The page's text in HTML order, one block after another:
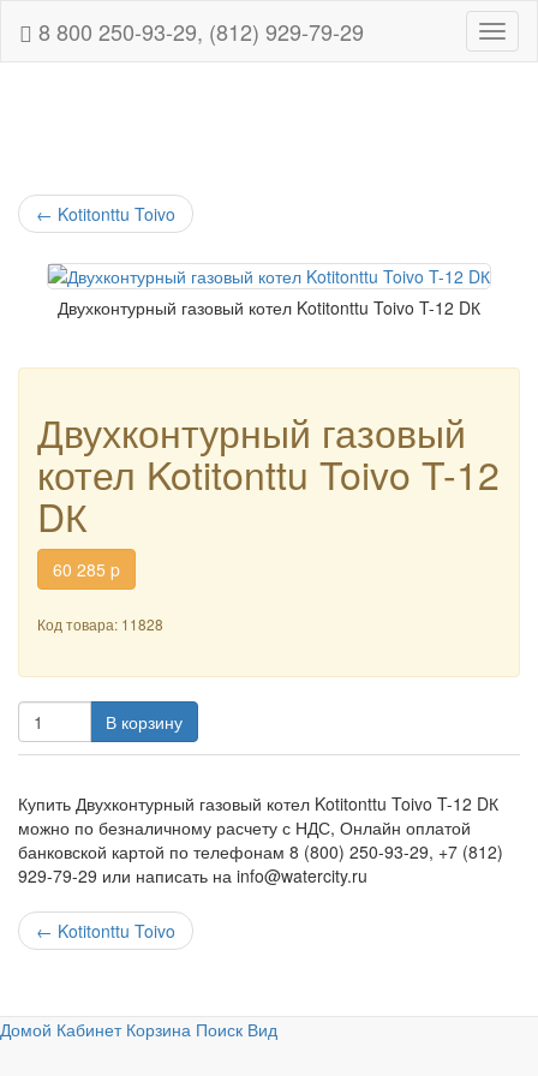
8 800 250-93-29, (812) 929-79-29
← Kotitonttu Toivo
Двухконтурный газовый котел Kotitonttu Toivo T-12 DК
Двухконтурный газовый
котел Kotitonttu Toivo T-12
DК
60 285 p
Код товара: 11828
В корзину
Купить Двухконтурный газовый котел Kotitonttu Toivo T-12 DК
можно по безналичному расчету с НДС, Онлайн оплатой
банковской картой по телефонам 8 (800) 250-93-29, +7 (812)
929-79-29 или написать на info@watercity.ru
← Kotitonttu Toivo
Домой Кабинет Корзина Поиск Вид